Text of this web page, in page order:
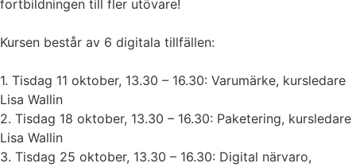
fortbildningen till fler utövare!
Kursen består av 6 digitala tillfällen:
1. Tisdag 11 oktober, 13.30 – 16.30: Varumärke, kursledare
Lisa Wallin
2. Tisdag 18 oktober, 13.30 – 16.30: Paketering, kursledare
Lisa Wallin
3. Tisdag 25 oktober, 13.30 – 16.30: Digital närvaro,